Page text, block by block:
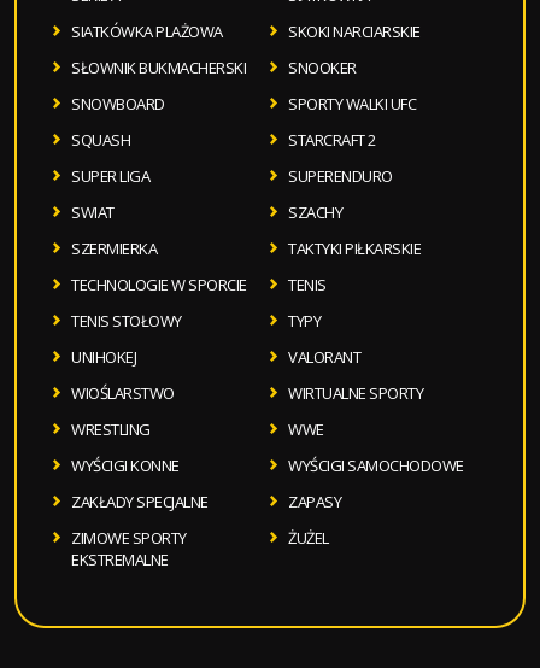
SIATKÓWKA PLAŻOWA
SKOKI NARCIARSKIE
SŁOWNIK BUKMACHERSKI
SNOOKER
SNOWBOARD
SPORTY WALKI UFC
SQUASH
STARCRAFT 2
SUPER LIGA
SUPERENDURO
SWIAT
SZACHY
SZERMIERKA
TAKTYKI PIŁKARSKIE
TECHNOLOGIE W SPORCIE
TENIS
TENIS STOŁOWY
TYPY
UNIHOKEJ
VALORANT
WIOŚLARSTWO
WIRTUALNE SPORTY
WRESTLING
WWE
WYŚCIGI KONNE
WYŚCIGI SAMOCHODOWE
ZAKŁADY SPECJALNE
ZAPASY
ZIMOWE SPORTY
EKSTREMALNE
ŻUŻEL